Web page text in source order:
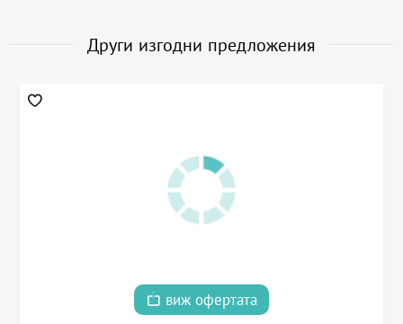
Други изгодни предложения
виж офертата